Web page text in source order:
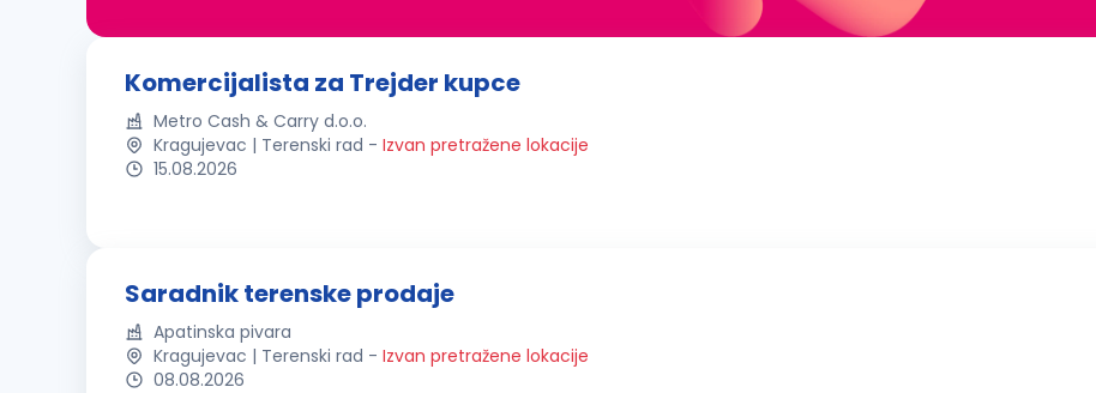
Komercijalista za Trejder kupce
Metro Cash & Carry d.o.o.
Kragujevac | Terenski rad - Izvan pretražene lokacije
15.08.2026
Saradnik terenske prodaje
Apatinska pivara
Kragujevac | Terenski rad - Izvan pretražene lokacije
08.08.2026